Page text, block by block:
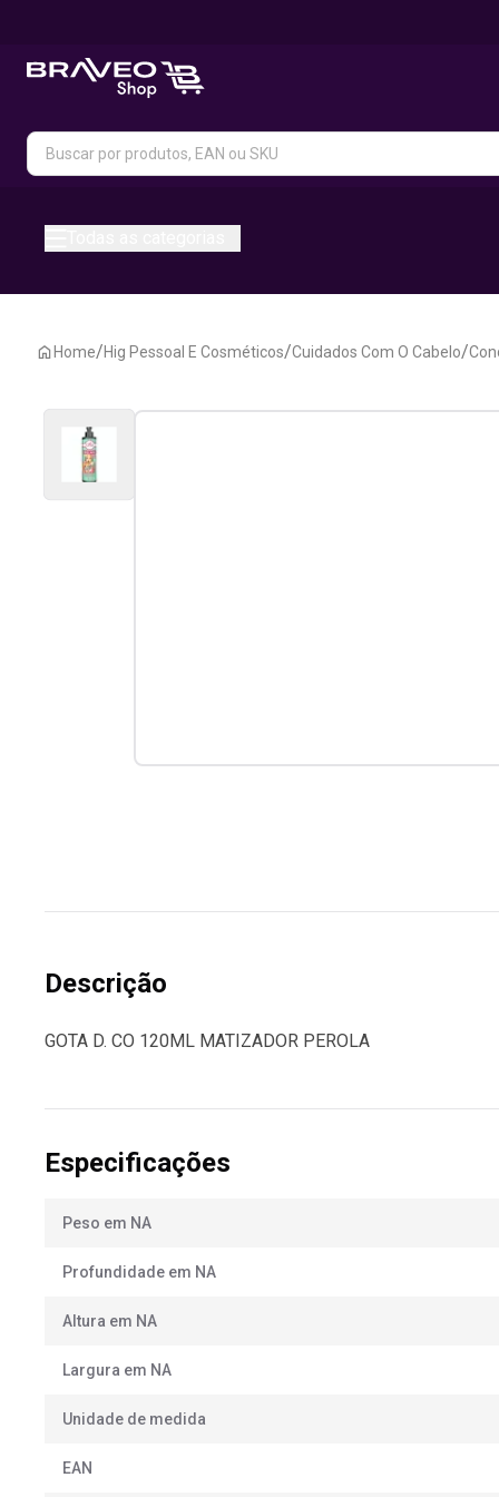
Home/Hig Pessoal E Cosméticos/Cuidados Com O Cabelo/
Descrição
GOTA D. CO 120ML MATIZADOR PEROLA
Especificações
Peso em NA
Profundidade em NA
Altura em NA
Largura em NA
Unidade de medida
EAN